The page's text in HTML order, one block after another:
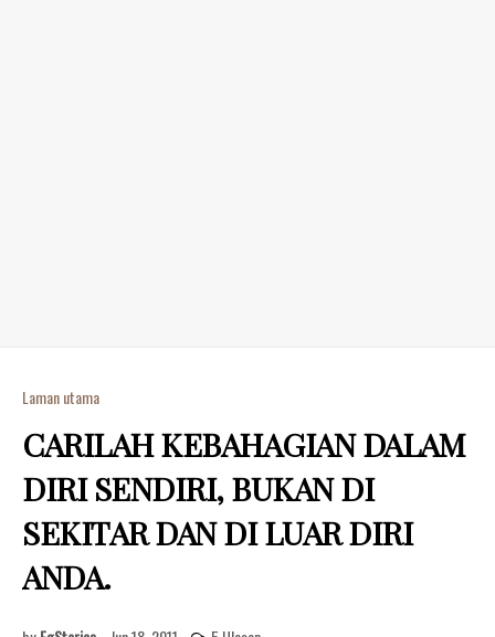
Laman utama
CARILAH KEBAHAGIAN DALAM
DIRI SENDIRI, BUKAN DI
SEKITAR DAN DI LUAR DIRI
ANDA.